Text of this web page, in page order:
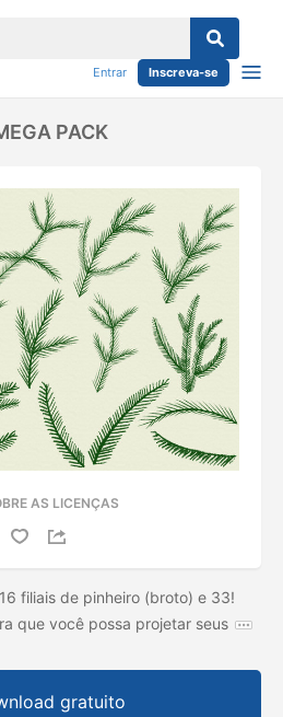
Entrar Inscreva-se
PACK
AS LICENÇAS
filiais de pinheiro (broto) e 33!
que você possa projetar seus
gratuito